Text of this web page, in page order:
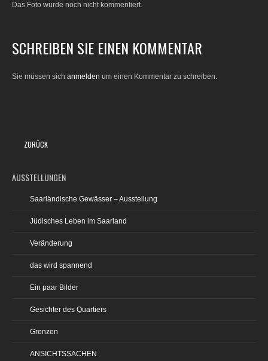
Das Foto wurde noch nicht kommentiert.
SCHREIBEN SIE EINEN KOMMENTAR
Sie müssen sich anmelden um einen Kommentar zu schreiben.
ZURÜCK
AUSSTELLUNGEN
Saarländische Gewässer – Ausstellung
Jüdisches Leben im Saarland
Veränderung
das wird spannend
Ein paar Bilder
Gesichter des Quartiers
Grenzen
ANSICHTSSACHEN